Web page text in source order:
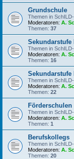
Grundschule
Themen in
Moderatoren: A.
Themen: 37
Sekundarstufe I
Themen in
Moderatoren: A.
Themen: 16
Sekundarstufe II
Themen in
Moderatoren: A.
Themen: 22
Förderschulen
Themen in
Moderatoren: A.
Themen: 1
Berufskollegs
Themen in
Moderatoren: A.
Themen: 20